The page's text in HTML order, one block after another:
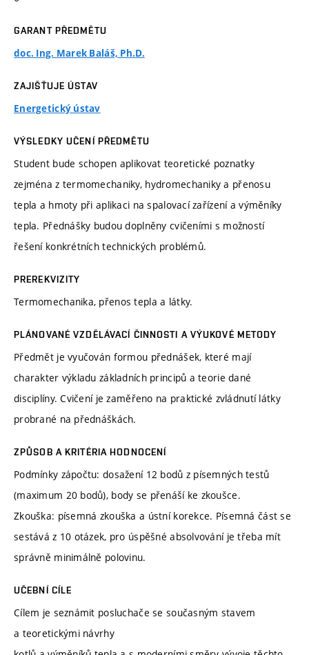
GARANT PŘEDMĚTU
doc. Ing. Marek Baláš, Ph.D.
ZAJIŠŤUJE ÚSTAV
Energetický ústav
VÝSLEDKY UČENÍ PŘEDMĚTU
Student bude schopen aplikovat teoretické poznatky
zejména z termomechaniky, hydromechaniky a přenosu
tepla a hmoty při aplikaci na spalovací zařízení a výměníky
tepla. Přednášky budou doplněny cvičeními s možností
řešení konkrétních technických problémů.
PREREKVIZITY
Termomechanika, přenos tepla a látky.
PLÁNOVANÉ VZDĚLÁVACÍ ČINNOSTI A VÝUKOVÉ METODY
Předmět je vyučován formou přednášek, které mají
charakter výkladu základních principů a teorie dané
disciplíny. Cvičení je zaměřeno na praktické zvládnutí látky
probrané na přednáškách.
ZPŮSOB A KRITÉRIA HODNOCENÍ
Podmínky zápočtu: dosažení 12 bodů z písemných testů
(maximum 20 bodů), body se přenáší ke zkoušce.
Zkouška: písemná zkouška a ústní korekce. Písemná část se
sestává z 10 otázek, pro úspěšné absolvování je třeba mít
správně minimálně polovinu.
UČEBNÍ CÍLE
Cílem je seznámit posluchače se současným stavem
a teoretickými návrhy